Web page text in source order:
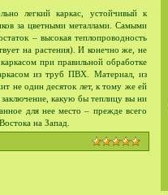
легкий каркас, устойчивый к
за цветными металлами. Самыми
– высокая теплопроводность
на растения). И конечно же, не
при правильной обработке
из труб ПВХ. Материал, из
не один десяток лет, к тому же ей
какую бы теплицу вы ни
для нее место – прежде всего
на Запад.